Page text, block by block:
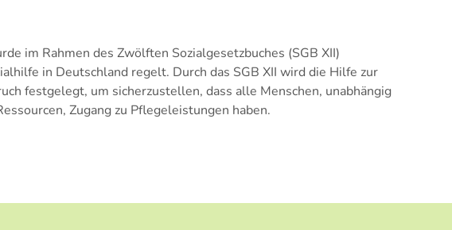
im Rahmen des Zwölften Sozialgesetzbuches (SGB XII)
in Deutschland regelt. Durch das SGB XII wird die Hilfe zur
festgelegt, um sicherzustellen, dass alle Menschen, unabhängig
Zugang zu Pflegeleistungen haben.